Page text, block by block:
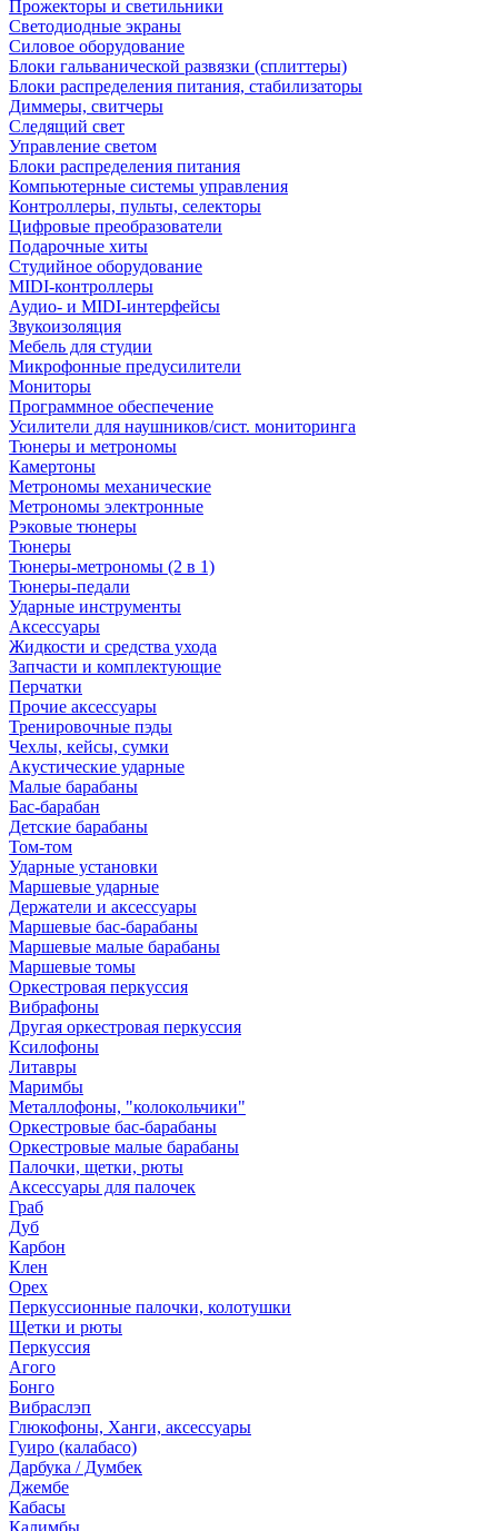
Прожекторы и светильники
Светодиодные экраны
Силовое оборудование
Блоки гальванической развязки (сплиттеры)
Блоки распределения питания, стабилизаторы
Диммеры, свитчеры
Следящий свет
Управление светом
Блоки распределения питания
Компьютерные системы управления
Контроллеры, пульты, селекторы
Цифровые преобразователи
Подарочные хиты
Студийное оборудование
MIDI-контроллеры
Аудио- и MIDI-интерфейсы
Звукоизоляция
Мебель для студии
Микрофонные предусилители
Мониторы
Программное обеспечение
Усилители для наушников/сист. мониторинга
Тюнеры и метрономы
Камертоны
Метрономы механические
Метрономы электронные
Рэковые тюнеры
Тюнеры
Тюнеры-метрономы (2 в 1)
Тюнеры-педали
Ударные инструменты
Аксессуары
Жидкости и средства ухода
Запчасти и комплектующие
Перчатки
Прочие аксессуары
Тренировочные пэды
Чехлы, кейсы, сумки
Акустические ударные
Mалые барабаны
Бас-барабан
Детские барабаны
Том-том
Ударные установки
Маршевые ударные
Держатели и аксессуары
Маршевые бас-барабаны
Маршевые малые барабаны
Маршевые томы
Оркестровая перкуссия
Вибрафоны
Другая оркестровая перкуссия
Ксилофоны
Литавры
Маримбы
Металлофоны, "колокольчики"
Оркестровые бас-барабаны
Оркестровые малые барабаны
Палочки, щетки, рюты
Аксессуары для палочек
Граб
Дуб
Карбон
Клен
Орех
Перкуссионные палочки, колотушки
Щетки и рюты
Перкуссия
Агого
Бонго
Вибраслэп
Глюкофоны, Ханги, аксессуары
Гуиро (калабасо)
Дарбука / Думбек
Джембе
Кабасы
Калимбы